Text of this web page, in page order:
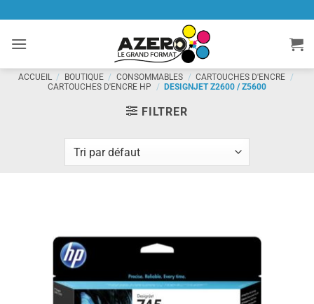
contenu
ACCUEIL / BOUTIQUE / CONSOMMABLES / CARTOUCHES D'ENCRE /
CARTOUCHES D'ENCRE HP / DESIGNJET Z2600 / Z5600
FILTRER